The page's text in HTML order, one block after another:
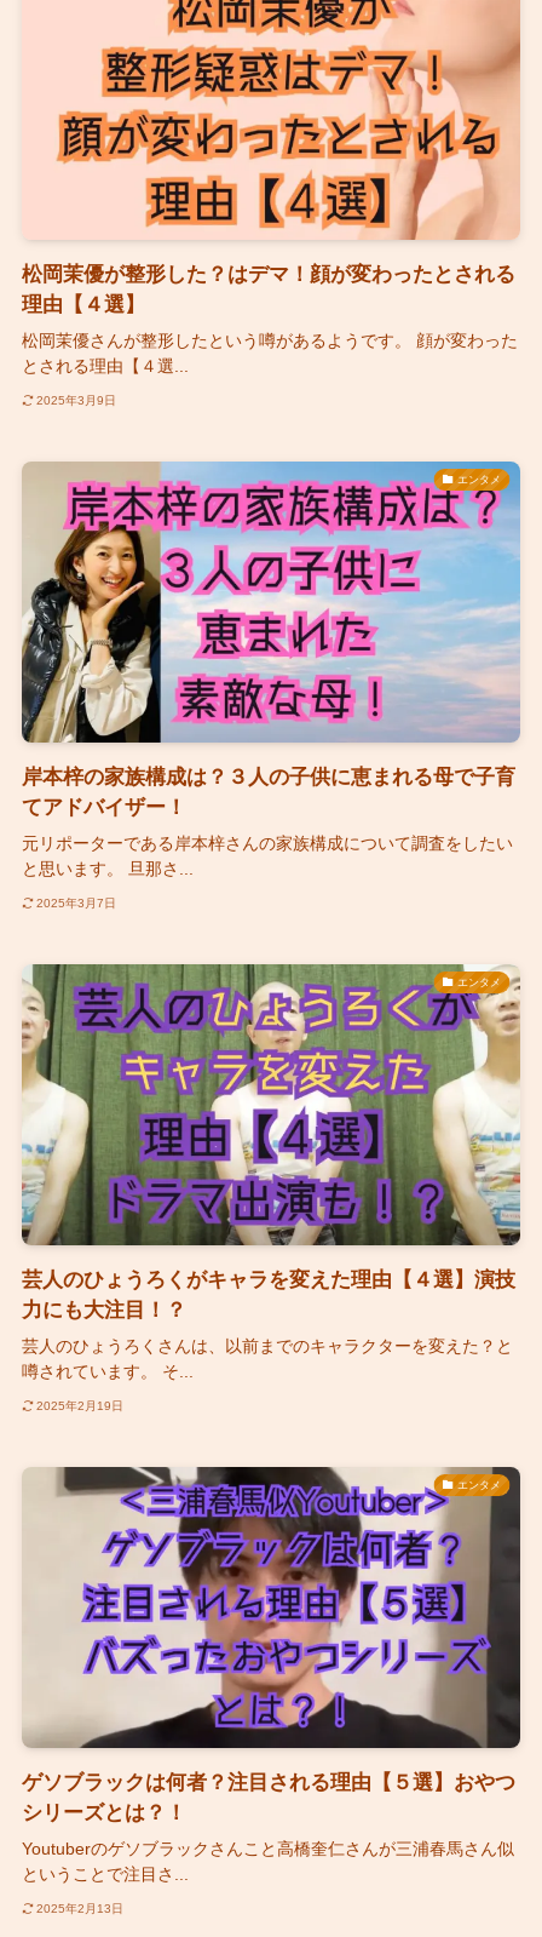
松岡茉優が整形した？はデマ！顔が変わったとされる
理由【４選】
松岡茉優さんが整形したという噂があるようです。 顔が変わった
とされる理由【４選...
2025年3月9日
エンタメ
岸本梓の家族構成は？３人の子供に恵まれる母で子育
てアドバイザー！
元リポーターである岸本梓さんの家族構成について調査をしたい
と思います。 旦那さ...
2025年3月7日
エンタメ
芸人のひょうろくがキャラを変えた理由【４選】演技
力にも大注目！？
芸人のひょうろくさんは、以前までのキャラクターを変えた？と
噂されています。 そ...
2025年2月19日
エンタメ
ゲソブラックは何者？注目される理由【５選】おやつ
シリーズとは？！
Youtuberのゲソブラックさんこと高橋奎仁さんが三浦春馬さん似
ということで注目さ...
2025年2月13日